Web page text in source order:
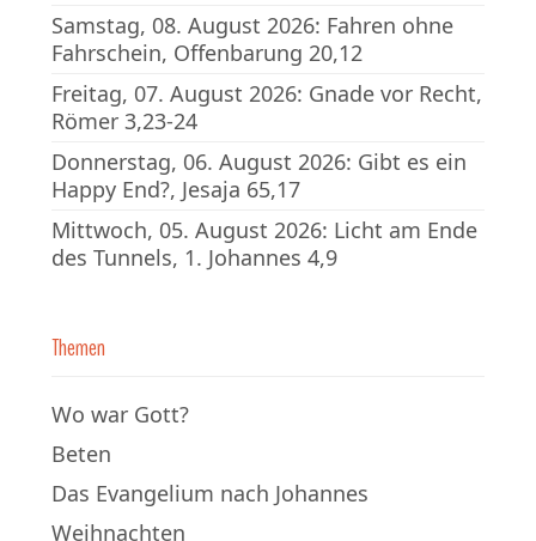
Samstag, 08. August 2026: Fahren ohne
Fahrschein, Offenbarung 20,12
Freitag, 07. August 2026: Gnade vor Recht,
Römer 3,23-24
Donnerstag, 06. August 2026: Gibt es ein
Happy End?, Jesaja 65,17
Mittwoch, 05. August 2026: Licht am Ende
des Tunnels, 1. Johannes 4,9
Themen
Wo war Gott?
Beten
Das Evangelium nach Johannes
Weihnachten